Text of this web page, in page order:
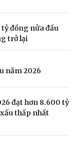
đồng nửa đầu
trở lại
năm 2026
đạt hơn 8.600 tỷ
thấp nhất